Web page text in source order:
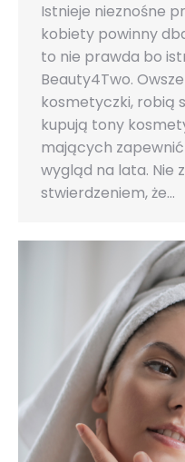
Istnieje nieznośne
kobiety powinny
to nie prawda bo
Beauty4Two.
kosmetyczki, robią
kupują tony
mających
wygląd na lata. Nie
stwierdzeniem, że…